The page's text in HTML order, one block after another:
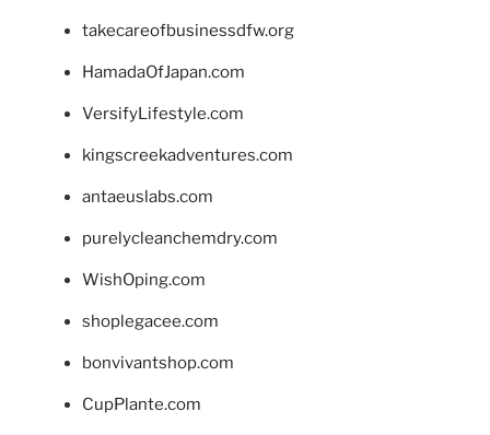
takecareofbusinessdfw.org
HamadaOfJapan.com
VersifyLifestyle.com
kingscreekadventures.com
antaeuslabs.com
purelycleanchemdry.com
WishOping.com
shoplegacee.com
bonvivantshop.com
CupPlante.com